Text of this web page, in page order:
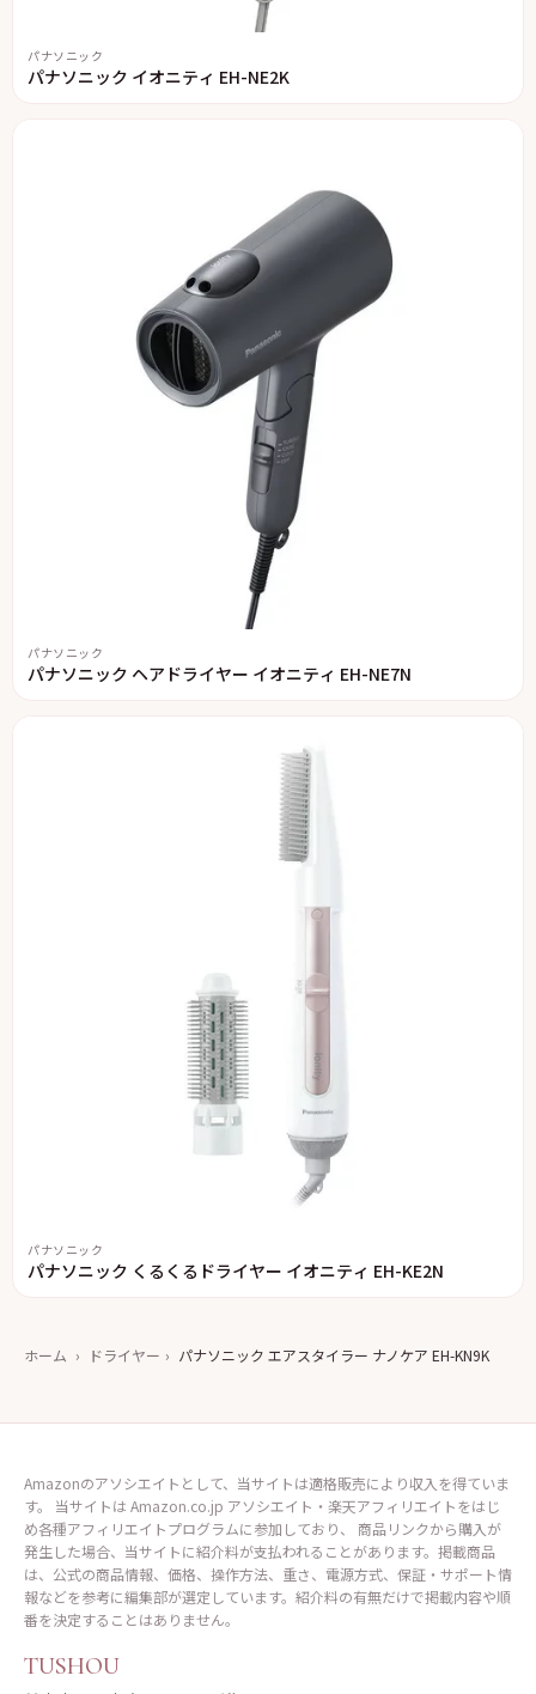
パナソニック
パナソニック イオニティ EH-NE2K
パナソニック
パナソニック ヘアドライヤー イオニティ EH-NE7N
パナソニック
パナソニック くるくるドライヤー イオニティ EH-KE2N
ホーム › ドライヤー › パナソニック エアスタイラー ナノケア EH-KN9K
Amazonのアソシエイトとして、当サイトは適格販売により収入を得ていま
す。 当サイトは Amazon.co.jp アソシエイト・楽天アフィリエイトをはじ
め各種アフィリエイトプログラムに参加しており、 商品リンクから購入が
発生した場合、当サイトに紹介料が支払われることがあります。掲載商品
は、公式の商品情報、価格、操作方法、重さ、電源方式、保証・サポート情
報などを参考に編集部が選定しています。紹介料の有無だけで掲載内容や順
番を決定することはありません。
TUSHOU